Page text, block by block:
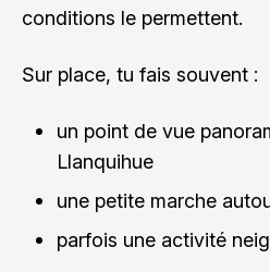
conditions le permettent.
Sur place, tu fais souvent :
un point de vue
Llanquihue
une petite marche
parfois une activité